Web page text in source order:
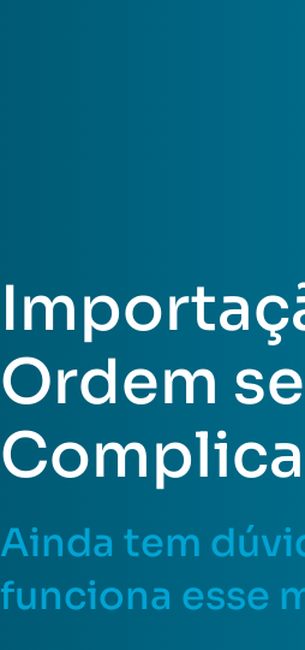
Ordem
Ainda tem
funciona esse